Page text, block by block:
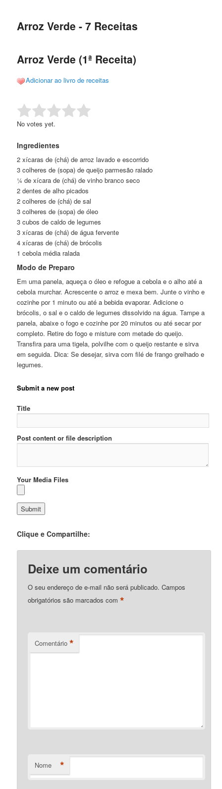
conteúdo
conteúdo
Arroz Verde - 7 Receitas
Arroz Verde (1ª Receita)
Adicionar ao livro de receitas
Rate this item: Submit Rating
No votes yet.
Ingredientes
2 xícaras de (chá) de arroz lavado e escorrido
3 colheres de (sopa) de queijo parmesão ralado
¼ de xícara de (chá) de vinho branco seco
2 dentes de alho picados
2 colheres de (chá) de sal
3 colheres de (sopa) de óleo
3 cubos de caldo de legumes
3 xícaras de (chá) de água fervente
4 xícaras de (chá) de brócolis
1 cebola média ralada
Modo de Preparo
Em uma panela, aqueça o óleo e refogue a cebola e o alho até a
cebola murchar. Acrescente o arroz e mexa bem. Junte o vinho e
cozinhe por 1 minuto ou até a bebida evaporar. Adicione o
brócolis, o sal e o caldo de legumes dissolvido na água. Tampe a
panela, abaixe o fogo e cozinhe por 20 minutos ou até secar por
completo. Retire do fogo e misture com metade do queijo.
Transfira para uma tigela, polvilhe com o queijo restante e sirva
em seguida. Dica: Se desejar, sirva com filé de frango grelhado e
legumes.
Submit a new post
Title
Post content or file description
Your Media Files
Clique e Compartilhe:
Deixe um comentário
O seu endereço de e-mail não será publicado. Campos
obrigatórios são marcados com*
Comentário *
Nome *